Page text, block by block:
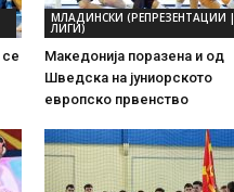
се
МЛАДИНСКИ (РЕПРЕЗЕНТАЦИИ |
ЛИГИ)
Македонија поразена и од
Шведска на јуниорското
европско првенство